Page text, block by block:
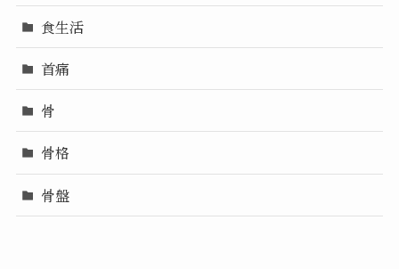
食生活
首痛
骨
骨格
骨盤